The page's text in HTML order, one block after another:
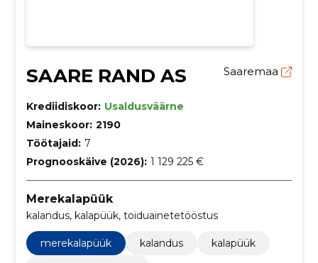
SAARE RAND AS Saaremaa
Krediidiskoor: Usaldusväärne
Maineskoor: 2190
Töötajaid: 7
Prognooskäive (2026): 1 129 225 €
Merekalapüük
kalandus, kalapüük, toiduainetetööstus
merekalapüük kalandus
kalapüük